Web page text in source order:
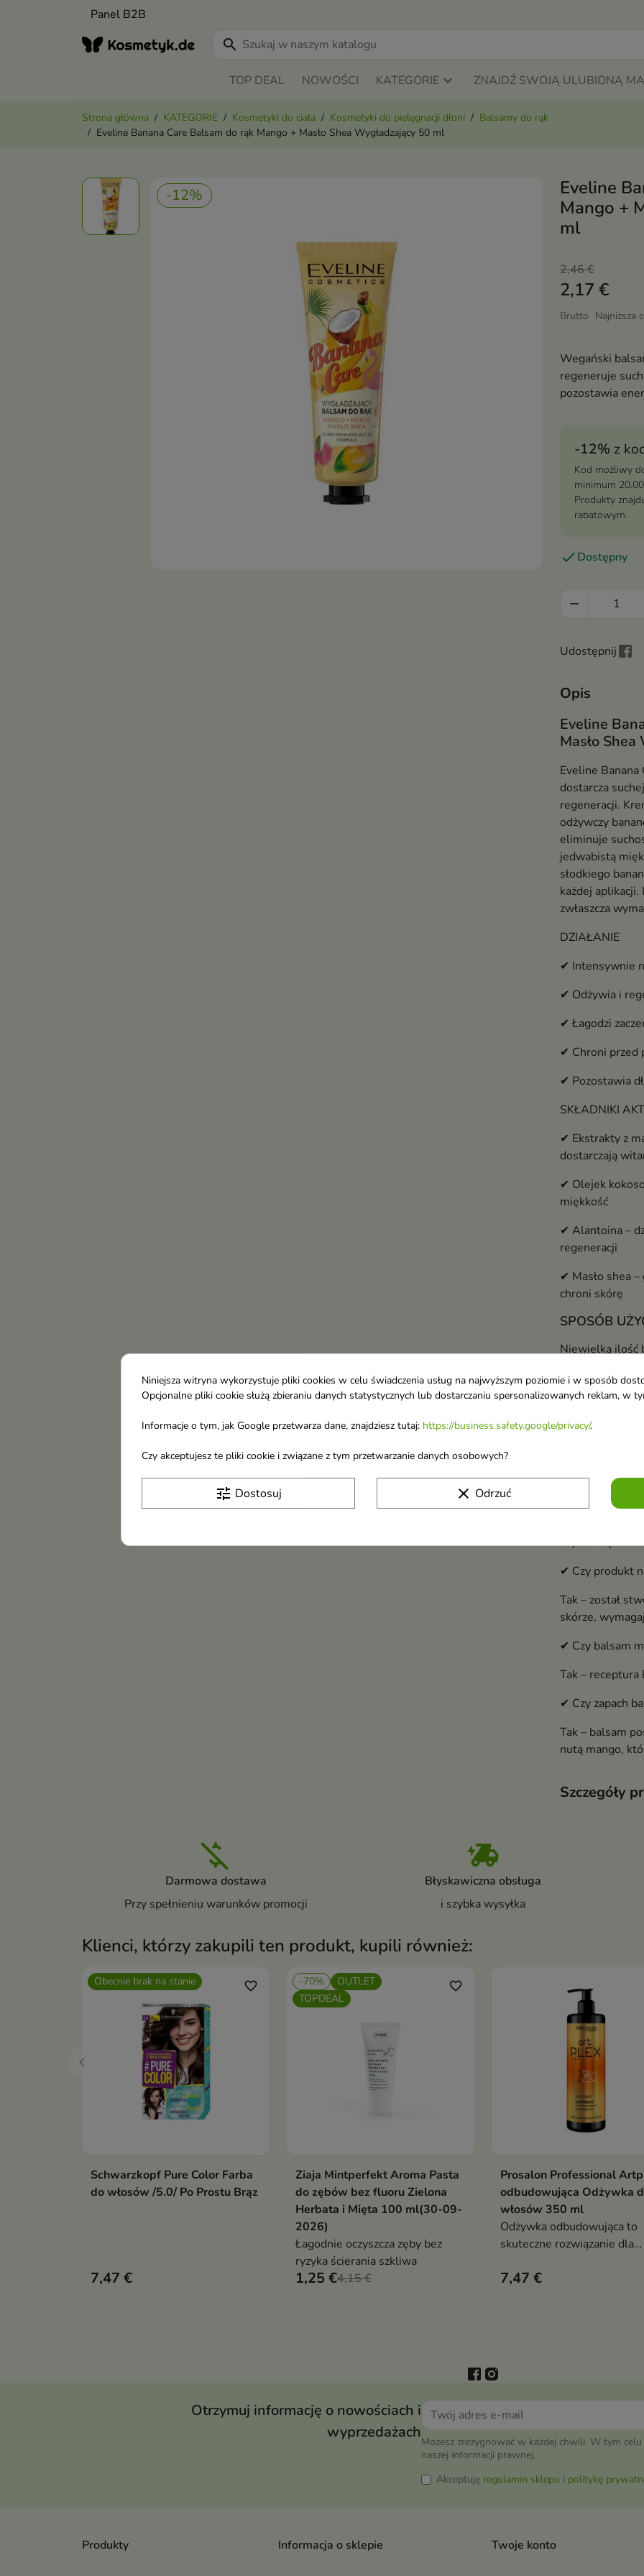
Panel B2B
search
TOP DEAL NOWOŚCI KATEGORIE ZNAJDŹ SWOJĄ ULUBIONĄ
Strona główna KATEGORIE Kosmetyki do ciała Kosmetyki do pielęgnacji dłoni
Balsamy do rąk
Eveline Banana Care Balsam do rąk Mango + Masło Shea Wygładzający 50 ml
-12%
Eveline
Mango +
ml
2,46 €
2,17 €
Brutto Najniższa
Wegański
regeneruje
pozostawia
-12% z
Kod możliwy
minimum
Produkty
rabatowym.
Dostępny

Udostępnij
Opis
Eveline
Masło
Eveline Banana
dostarcza
regeneracji.
odżywczy
eliminuje
jedwabistą
słodkiego
każdej aplikacji.
zwłaszcza
DZIAŁANIE
✔ Intensywnie
✔ Odżywia i
✔ Łagodzi
✔ Chroni przed
✔ Pozostawia
SKŁADNIKI
✔ Ekstrakty z
dostarczają
✔ Olejek
miękkość
✔ Alantoina –
regeneracji
✔ Masło shea
chroni skórę
SPOSÓB
Niewielką ilość
wmasuj.
intensywnego
Pełny,
✔ Czy balsam
Tak – lekka,
szybko się
✔ Czy produkt
Tak – został
skórze,
✔ Czy balsam
Tak – receptura
✔ Czy zapach
Tak – balsam
nutą mango,
Szczegóły
Darmowa dostawa
Przy spełnieniu warunków promocji
Błyskawiczna obsługa
i szybka wysyłka
Klienci, którzy zakupili ten produkt, kupili również:
Obecnie brak na stanie
Pokaż szczegóły
favorite_border
Schwarzkopf Pure Color Farba
do włosów /5.0/ Po Prostu Brąz
7,47 €
-70%
OUTLET
TOPDEAL
Dodaj do koszyka
favorite_border
Ziaja Mintperfekt Aroma Pasta
do zębów bez fluoru Zielona
Herbata i Mięta 100 ml(30-09-
2026)
Łagodnie oczyszcza zęby bez
ryzyka ścierania szkliwa
1,25 €4,15 €
Dodaj do
Prosalon Professional
odbudowująca Odżywka
włosów 350 ml
Odżywka odbudowująca to
skuteczne rozwiązanie dla
koloryzacją, rozjaśnianiem,
7,47 €
Otrzymuj informację o nowościach i
wyprzedażach
Możesz zrezygnować w każdej chwili. W tym celu
naszej informacji prawnej.
Akceptuję regulamin sklepu i politykę
Produkty Informacja o sklepie Twoje konto
Niniejsza witryna wykorzystuje pliki cookies w celu świadczenia usług na najwyższym poziomie i w sposób
Opcjonalne pliki cookie służą zbieraniu danych statystycznych lub dostarczaniu spersonalizowanych reklam, w
Informacje o tym, jak Google przetwarza dane, znajdziesz tutaj: https://business.safety.google/privacy/.
Czy akceptujesz te pliki cookie i związane z tym przetwarzanie danych osobowych?
tune Dostosuj clear Odrzuć